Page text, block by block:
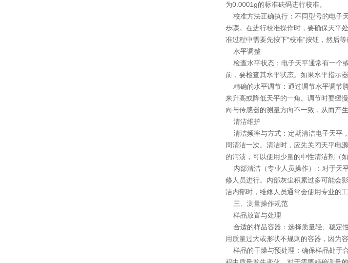
为0.0001g的标准砝码进行校准。
校准方法正确执行：不同型号的电子
步骤。在进行校准操作时，要确保天平
准过程中需要先按下“校准”按钮，然后
水平调整
检查水平状态：电子天平通常有一个
前，要检查其水平状态。如果水平指示
精确的水平调节：通过调节水平调节
来升高或降低天平的一角。调节时要缓
向与传感器的测量方向不一致，从而产生
清洁维护
清洁频率与方式：定期清洁电子天平
周清洁一次。清洁时，应先关闭天平电
的污渍，可以使用少量的中性清洁剂（
内部清洁（专业人员操作）：对于天
修人员进行。内部灰尘积累过多可能会
洁内部时，维修人员通常会使用专业的
三、测量操作规范
样品放置与处理
合适的样品容器：选择质量轻、稳定
用质量过大或形状不规则的容器，因为
样品的干燥与预处理：确保样品处于